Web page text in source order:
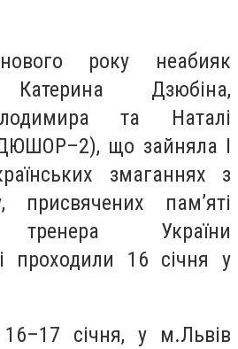
року неабияк
Катерина Дзюбіна,
та Наталі
що зайняла І
змаганнях з
присвячених пам’яті
тренера України
проходили 16 січня у
січня, у м.Львів